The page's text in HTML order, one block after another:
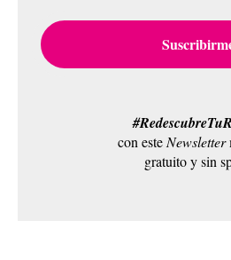
con este Newsletter
gratuito y sin